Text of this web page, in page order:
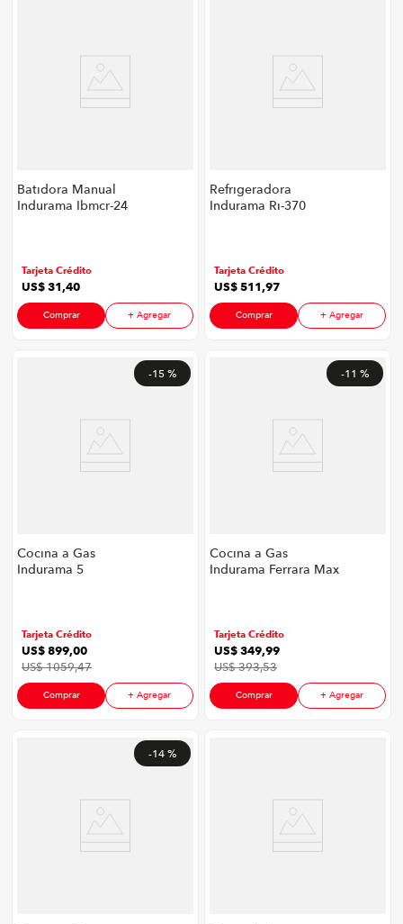
Batidora Manual
Indurama Ibmcr-24
Tarjeta Crédito
US$31,40
Comprar + Agregar
Refrigeradora
Indurama Ri-370
Tarjeta Crédito
US$511,97
Comprar + Agregar
-15 %
Cocina a Gas
Indurama 5
Tarjeta Crédito
US$899,00
US$1059,47
Comprar + Agregar
-11 %
Cocina a Gas
Indurama Ferrara Max
Tarjeta Crédito
US$349,99
US$393,53
Comprar + Agregar
-14 %